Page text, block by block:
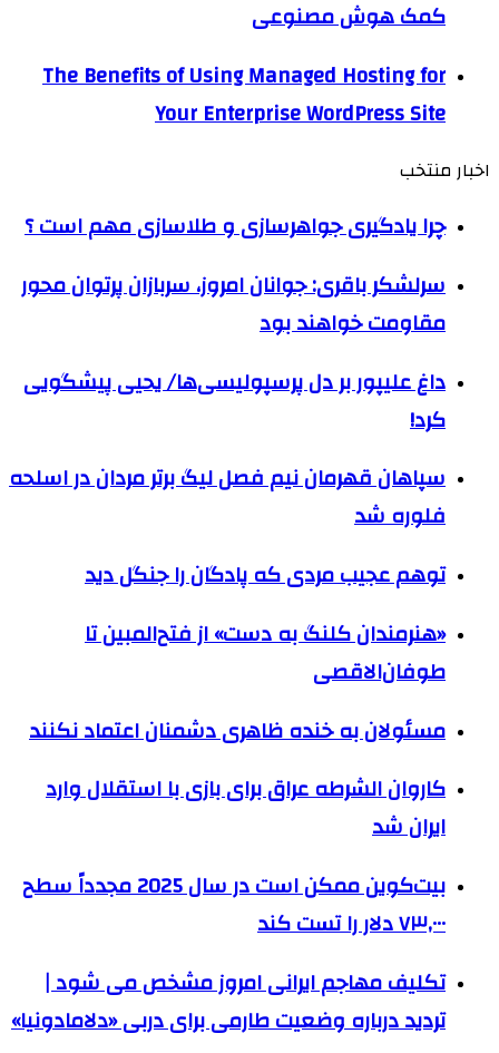
کمک هوش مصنوعی
The Benefits of Using Managed Hosting for
Your Enterprise WordPress Site
اخبار منتخب
چرا یادگیری جواهرسازی و طلاسازی مهم است ؟
سرلشکر باقری: جوانان امروز، سربازان پرتوان محور
مقاومت خواهند بود
داغ علیپور بر دل پرسپولیسی‌ها/ یحیی پیشگویی
کرد!
سپاهان قهرمان نیم فصل لیگ برتر مردان در اسلحه
فلوره شد
توهم عجیب مردی که پادگان را جنگل دید
«هنرمندان کلنگ به دست» از فتح‌المبین تا
طوفان‌الاقصی
مسئولان به خنده ظاهری دشمنان اعتماد نکنند
کاروان الشرطه عراق برای بازی با استقلال وارد
ایران شد
بیت‌کوین ممکن است در سال 2025 مجدداً سطح
۷۳,۰۰۰ دلار را تست کند
تکلیف مهاجم ایرانی امروز مشخص می شود |
تردید درباره وضعیت طارمی برای دربی «دلامادونیا»